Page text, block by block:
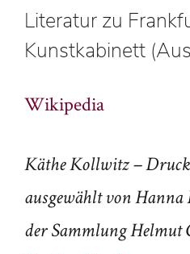
Literatur zu
Kunstkabinett
Wikipedia
Käthe Kollwitz –
ausgewählt von Hanna
der Sammlung Helmut